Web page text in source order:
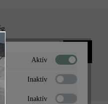
144 Ft*
Aktív
Inaktív
Inaktív